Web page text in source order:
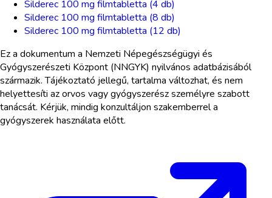
Silderec 100 mg filmtabletta (4 db)
Silderec 100 mg filmtabletta (8 db)
Silderec 100 mg filmtabletta (12 db)
Ez a dokumentum a Nemzeti Népegészségügyi és
Gyógyszerészeti Központ (NNGYK) nyilvános adatbázisából
származik. Tájékoztató jellegű, tartalma változhat, és nem
helyettesíti az orvos vagy gyógyszerész személyre szabott
tanácsát. Kérjük, mindig konzultáljon szakemberrel a
gyógyszerek használata előtt.